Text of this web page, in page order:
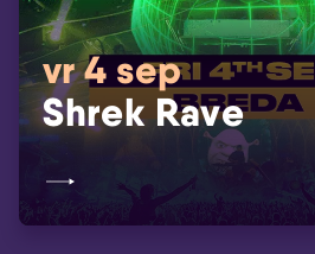
vr 4 sep
Shrek Rave